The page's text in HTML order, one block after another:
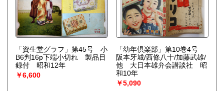
「資生堂グラフ」第45号 小
B6判16p下端小切れ 製品目
録付 昭和12年
￥6,600
「幼年倶楽部」第10巻4号
阪本牙城/西條八十/加藤武雄/
他 大日本雄弁会講談社 昭
和10年
￥5,090